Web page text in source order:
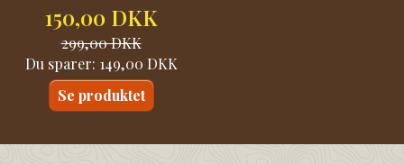
150,00 DKK
299,00 DKK
Du sparer: 149,00 DKK
Se produktet